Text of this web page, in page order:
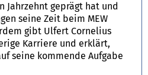
Jahrzehnt geprägt hat und
seine Zeit beim MEW
gibt Ulfert Cornelius
Karriere und erklärt,
seine kommende Aufgabe